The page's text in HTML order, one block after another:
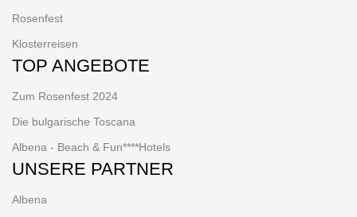
Rosenfest
Klosterreisen
TOP ANGEBOTE
Zum Rosenfest 2024
Die bulgarische Toscana
Albena - Beach & Fun****Hotels
UNSERE PARTNER
Albena